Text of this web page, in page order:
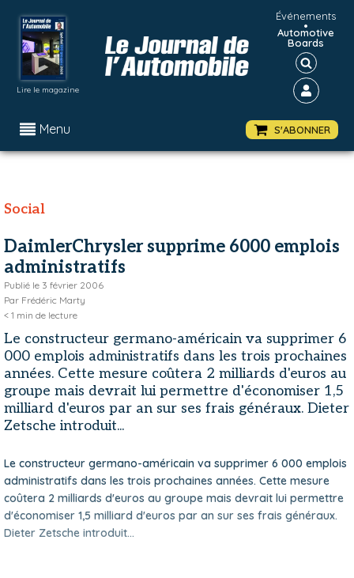
Lire le magazine
Événements
•
Automotive
Boards
Menu S'ABONNER
Social
DaimlerChrysler supprime 6000 emplois
administratifs
Publié le 3 février 2006
Par Frédéric Marty
< 1 min de lecture
Le constructeur germano-américain va supprimer 6
000 emplois administratifs dans les trois prochaines
années. Cette mesure coûtera 2 milliards d'euros au
groupe mais devrait lui permettre d'économiser 1,5
milliard d'euros par an sur ses frais généraux. Dieter
Zetsche introduit...
Le constructeur germano-américain va supprimer 6 000 emplois
administratifs dans les trois prochaines années. Cette mesure
coûtera 2 milliards d'euros au groupe mais devrait lui permettre
d'économiser 1,5 milliard d'euros par an sur ses frais généraux.
Dieter Zetsche introduit...